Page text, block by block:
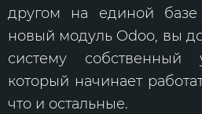
другом на единой базе
новый модуль Odoo, вы
систему собственный
который начинает
что и остальные.